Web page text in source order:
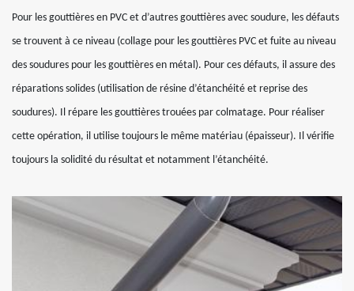
Pour les gouttières en PVC et d’autres gouttières avec soudure, les défauts
se trouvent à ce niveau (collage pour les gouttières PVC et fuite au niveau
des soudures pour les gouttières en métal). Pour ces défauts, il assure des
réparations solides (utilisation de résine d’étanchéité et reprise des
soudures). Il répare les gouttières trouées par colmatage. Pour réaliser
cette opération, il utilise toujours le même matériau (épaisseur). Il vérifie
toujours la solidité du résultat et notamment l’étanchéité.